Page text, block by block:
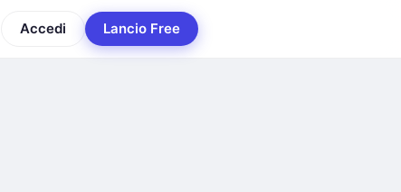
Accedi Lancio Free